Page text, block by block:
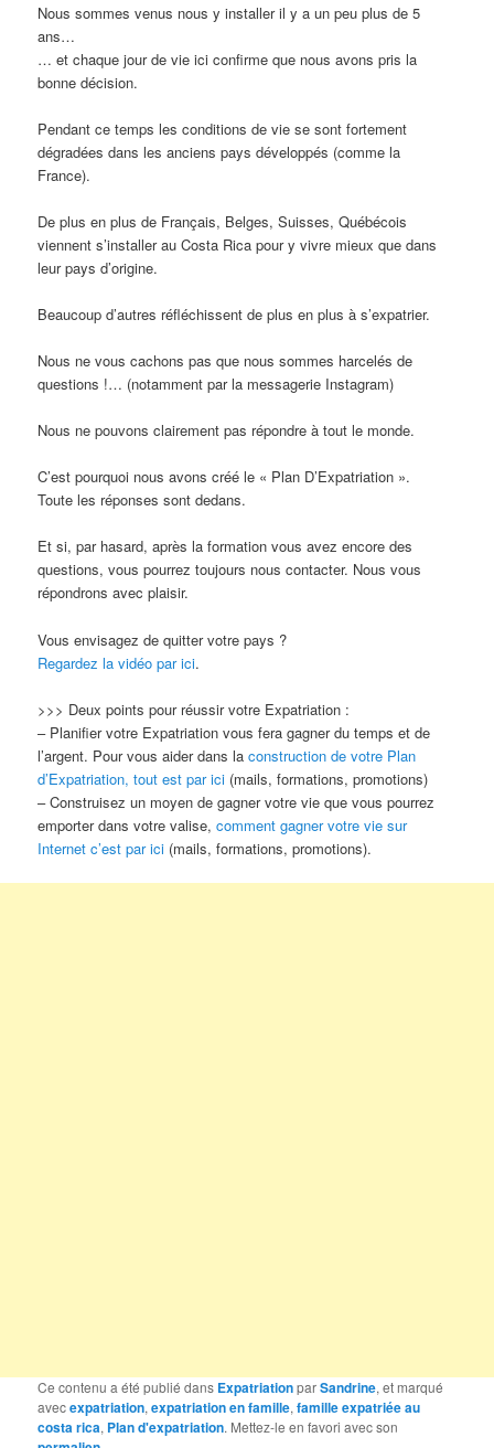
Nous sommes venus nous y installer il y a un peu plus de 5
ans…
… et chaque jour de vie ici confirme que nous avons pris la
bonne décision.
Pendant ce temps les conditions de vie se sont fortement
dégradées dans les anciens pays développés (comme la
France).
De plus en plus de Français, Belges, Suisses, Québécois
viennent s’installer au Costa Rica pour y vivre mieux que dans
leur pays d’origine.
Beaucoup d’autres réfléchissent de plus en plus à s’expatrier.
Nous ne vous cachons pas que nous sommes harcelés de
questions !… (notamment par la messagerie Instagram)
Nous ne pouvons clairement pas répondre à tout le monde.
C’est pourquoi nous avons créé le « Plan D’Expatriation ».
Toute les réponses sont dedans.
Et si, par hasard, après la formation vous avez encore des
questions, vous pourrez toujours nous contacter. Nous vous
répondrons avec plaisir.
Vous envisagez de quitter votre pays ?
Regardez la vidéo par ici.
>>> Deux points pour réussir votre Expatriation :
– Planifier votre Expatriation vous fera gagner du temps et de
l’argent. Pour vous aider dans laconstruction de votre Plan
d’Expatriation, tout est par ici (mails, formations, promotions)
– Construisez un moyen de gagner votre vie que vous pourrez
emporter dans votre valise,comment gagner votre vie sur
Internet c’est par ici (mails, formations, promotions).
Ce contenu a été publié dans ExpatriationparSandrine, et marqué
avecexpatriation,expatriation en famille,famille expatriée au
costa rica, Plan d'expatriation. Mettez-le en favori avec son